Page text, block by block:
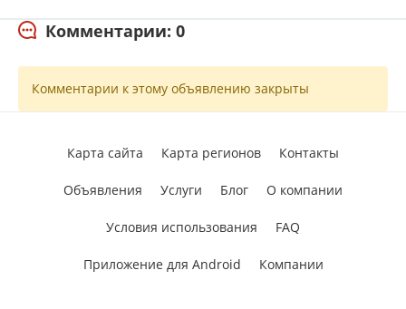
Комментарии: 0
Комментарии к этому объявлению закрыты
Карта сайта Карта регионов Контакты
Объявления Услуги Блог О компании
Условия использования FAQ
Приложение для Android Компании